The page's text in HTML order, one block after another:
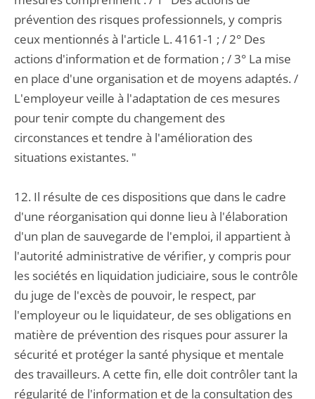
prévention des risques professionnels, y compris
ceux mentionnés à l'article L. 4161-1 ; / 2° Des
actions d'information et de formation ; / 3° La mise
en place d'une organisation et de moyens adaptés. /
L'employeur veille à l'adaptation de ces mesures
pour tenir compte du changement des
circonstances et tendre à l'amélioration des
situations existantes. "
12. Il résulte de ces dispositions que dans le cadre
d'une réorganisation qui donne lieu à l'élaboration
d'un plan de sauvegarde de l'emploi, il appartient à
l'autorité administrative de vérifier, y compris pour
les sociétés en liquidation judiciaire, sous le contrôle
du juge de l'excès de pouvoir, le respect, par
l'employeur ou le liquidateur, de ses obligations en
matière de prévention des risques pour assurer la
sécurité et protéger la santé physique et mentale
des travailleurs. A cette fin, elle doit contrôler tant la
régularité de l'information et de la consultation des